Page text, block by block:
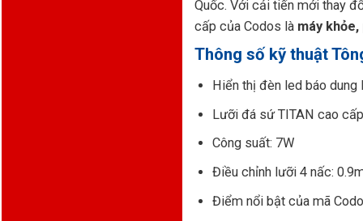
Quốc. Với cải tiến mới thay
cấp của Codos là máy
Thông số kỹ thuật
Hiển thị đèn led báo dung
Lưỡi đá sứ TITAN cao cấp
Công suất: 7W
Điều chỉnh lưỡi 4 nấc:
Điểm nổi bật của mã